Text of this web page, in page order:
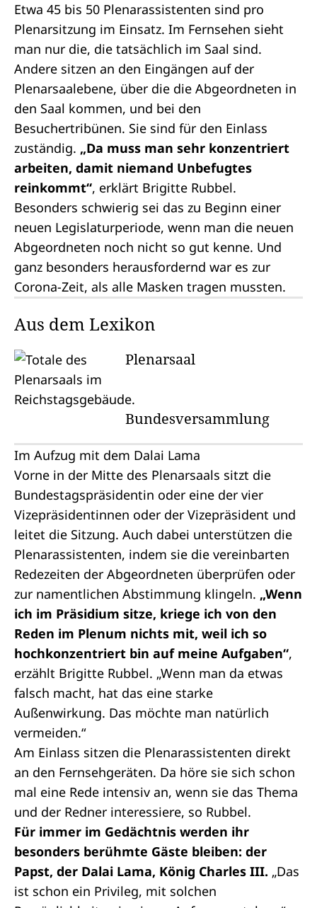
Etwa 45 bis 50 Plenarassistenten sind pro
Plenarsitzung im Einsatz. Im Fernsehen sieht
man nur die, die tatsächlich im Saal sind.
Andere sitzen an den Eingängen auf der
Plenarsaalebene, über die die Abgeordneten in
den Saal kommen, und bei den
Besuchertribünen. Sie sind für den Einlass
zuständig. „Da muss man sehr konzentriert
arbeiten, damit niemand Unbefugtes
reinkommt“, erklärt Brigitte Rubbel.
Besonders schwierig sei das zu Beginn einer
neuen Legislaturperiode, wenn man die neuen
Abgeordneten noch nicht so gut kenne. Und
ganz besonders herausfordernd war es zur
Corona-Zeit, als alle Masken tragen mussten.
Aus dem Lexikon
Plenarsaal
Bundesversammlung
Im Aufzug mit dem Dalai Lama
Vorne in der Mitte des Plenarsaals sitzt die
Bundestagspräsidentin oder eine der vier
Vizepräsidentinnen oder der Vizepräsident und
leitet die Sitzung. Auch dabei unterstützen die
Plenarassistenten, indem sie die vereinbarten
Redezeiten der Abgeordneten überprüfen oder
zur namentlichen Abstimmung klingeln. „Wenn
ich im Präsidium sitze, kriege ich von den
Reden im Plenum nichts mit, weil ich so
hochkonzentriert bin auf meine Aufgaben“,
erzählt Brigitte Rubbel. „Wenn man da etwas
falsch macht, hat das eine starke
Außenwirkung. Das möchte man natürlich
vermeiden.“
Am Einlass sitzen die Plenarassistenten direkt
an den Fernsehgeräten. Da höre sie sich schon
mal eine Rede intensiv an, wenn sie das Thema
und der Redner interessiere, so Rubbel.
Für immer im Gedächtnis werden ihr
besonders berühmte Gäste bleiben: der
Papst, der Dalai Lama, König Charles III. „Das
ist schon ein Privileg, mit solchen